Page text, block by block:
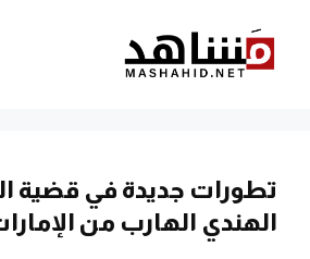
المحتوى
تطورات جديدة في قضية
الهندي الهارب من